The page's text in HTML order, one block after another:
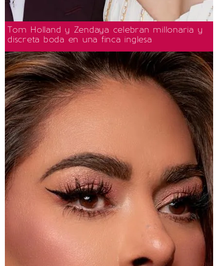
Tom Holland y Zendaya celebran millonaria y
discreta boda en una finca inglesa